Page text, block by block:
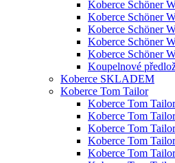
Koberce Schöner
Koberce Schöner
Koberce Schöner
Koberce Schöner
Koberce Schöner
Koupelnové
Koberce SKLADEM
Koberce Tom Tailor
Koberce Tom
Koberce Tom
Koberce Tom
Koberce Tom
Koberce Tom